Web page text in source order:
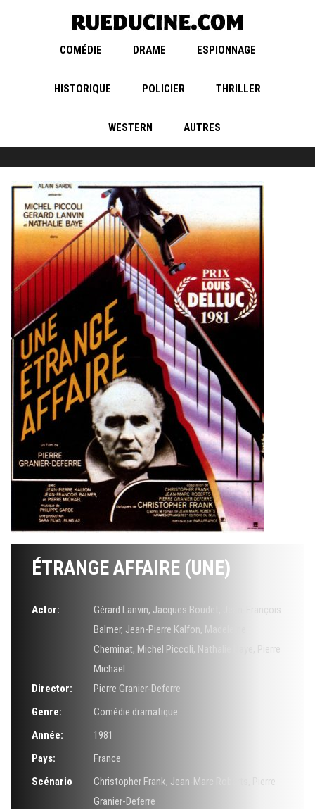
COMÉDIE DRAME ESPIONNAGE
HISTORIQUE POLICIER THRILLER
WESTERN AUTRES
ÉTRANGE AFFAIRE (UNE)
Actor: Gérard Lanvin, Jacques Boudet
Jean-François
Balmer, Jean-Pierre Kalfon, Madeleine
Cheminat, Michel Piccoli, Nathalie Baye
Pierre
Michaël
Director:
Pierre Granier-Deferre
Genre:
Comédie dramatique
Année:
1981
Pays:
France
Scénario
Christopher Frank, Jean-Marc Roberts
Pierre
Granier-Deferre